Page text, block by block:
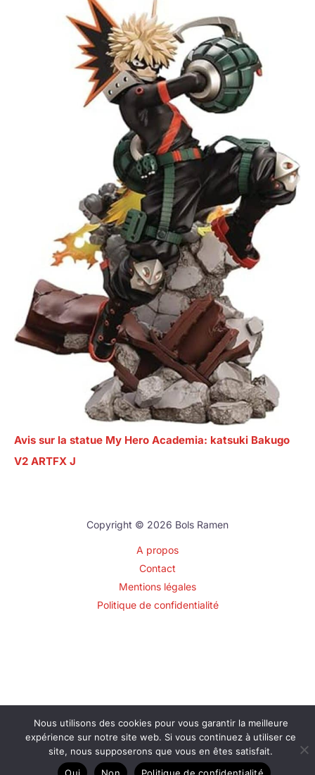
Avis sur la statue My Hero Academia: katsuki Bakugo
V2 ARTFX J
Copyright © 2026 Bols Ramen
A propos
Contact
Mentions légales
Politique de confidentialité
Nous utilisons des cookies pour vous garantir la meilleure
expérience sur notre site web. Si vous continuez à utiliser ce
site, nous supposerons que vous en êtes satisfait.
Oui
Non Politique de confidentialité